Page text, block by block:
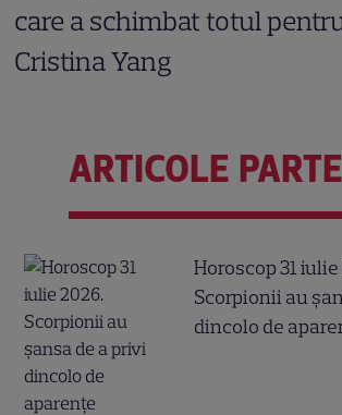
care a schimbat totul
Cristina Yang
ARTICOLE
Horoscop 31
Scorpionii au
dincolo de